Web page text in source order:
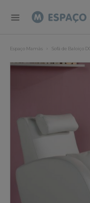
Espaço Mamãs Sofá de Baloiço